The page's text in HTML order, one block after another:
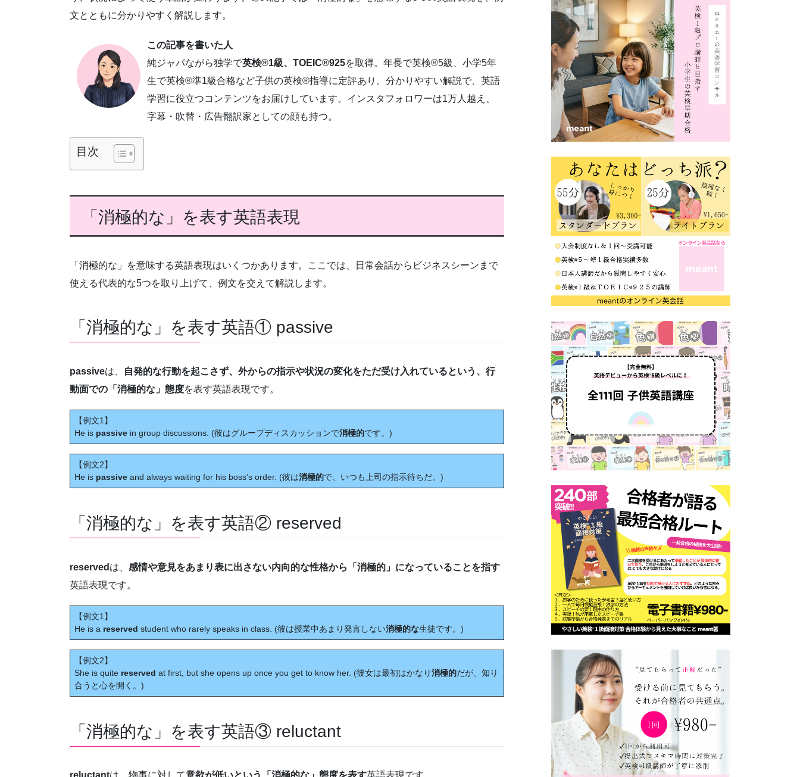
文とともに分かりやすく解説します。
この記事を書いた人
純ジャパながら独学で英検®1級、TOEIC®925を取得。年長で英検®5級、小学5年
生で英検®準1級合格など子供の英検®指導に定評あり。分かりやすい解説で、英語
学習に役立つコンテンツをお届けしています。インスタフォロワーは1万人越え、
字幕・吹替・広告翻訳家としての顔も持つ。
目次
「消極的な」を表す英語表現
「消極的な」を意味する英語表現はいくつかあります。ここでは、日常会話からビジネスシーンまで
使える代表的な5つを取り上げて、例文を交えて解説します。
「消極的な」を表す英語① passive
passiveは、
自発的な行動を起こさず、外からの指示や状況の変化をただ受け入れているという、行
動面での「消極的な」態度を表す英語表現です。
【例文1】
He is passive in group discussions. (彼はグループディスカッションで消極的です。)
【例文2】
He is passive and always waiting for his boss’s order. (彼は消極的で、いつも上司の指示待ちだ。)
「消極的な」を表す英語② reserved
reserved は、 感情や意見をあまり表に出さない内向的な性格から「消極的」になっていることを指す
英語表現です。
【例文1】
He is a reserved student who rarely speaks in class. (彼は授業中あまり発言しない消極的な生徒です。)
【例文2】
She is quite reserved at first, but she opens up once you get to know her. (彼女は最初はかなり消極的だが、知り
合うと心を開く。)
「消極的な」を表す英語③ reluctant